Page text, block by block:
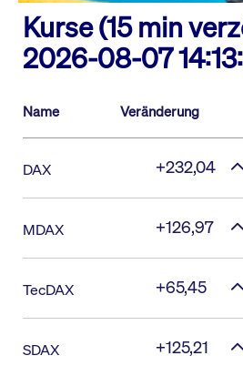
Kurse (15 min
2026-08-07
Name Veränderung
DAX +232,04
MDAX +126,97
TecDAX +65,45
SDAX +125,21